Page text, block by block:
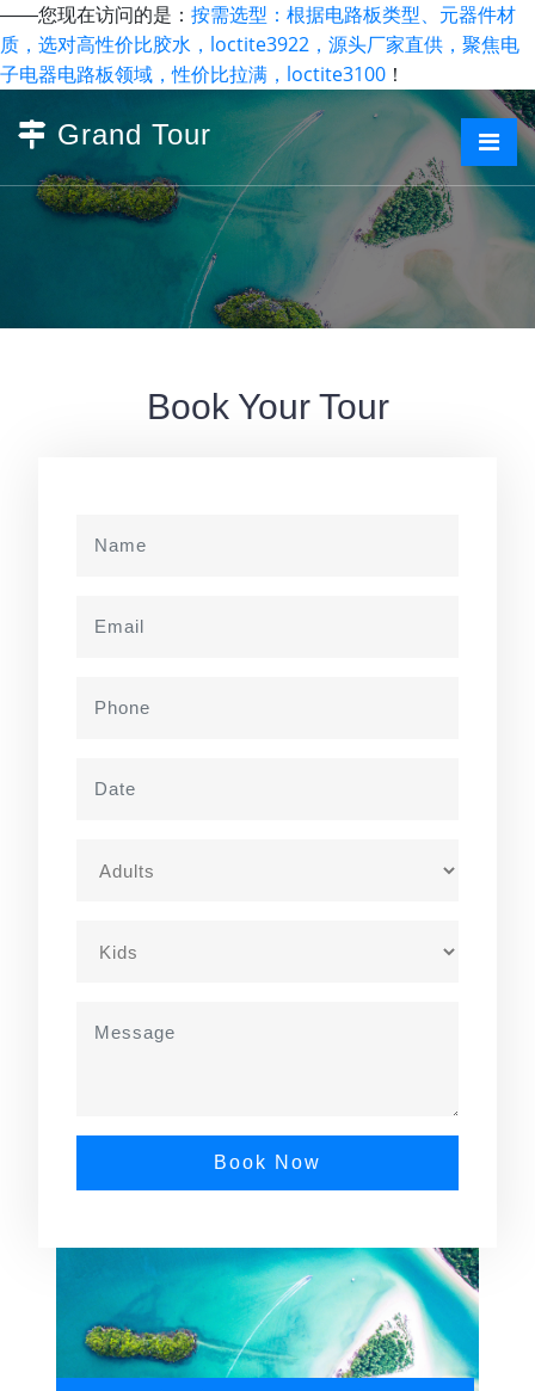
——您现在访问的是： 按需选型：根据电路板类型、元器件材
质，选对高性价比胶水，loctite3922，源头厂家直供，聚焦电
子电器电路板领域，性价比拉满，loctite3100 ！
Grand Tour
Book Your Tour
Book Now